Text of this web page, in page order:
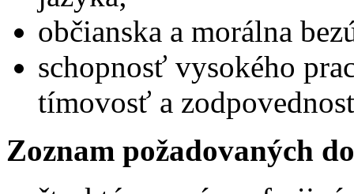
občianska a morálna
schopnosť vysokého
tímovosť a
Zoznam požadovaných